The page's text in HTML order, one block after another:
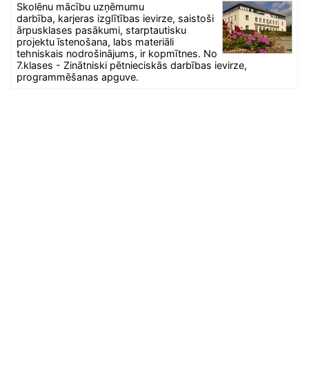
Skolēnu mācību uzņēmumu
darbība, karjeras izglītības ievirze, saistoši
ārpusklases pasākumi, starptautisku
projektu īstenošana, labs materiāli
tehniskais nodrošinājums, ir kopmītnes. No
7.klases - Zinātniski pētnieciskās darbības ievirze,
programmēšanas apguve.